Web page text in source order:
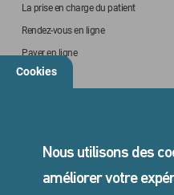
La prise en charge du patient
Rendez-vous en ligne
Payer en ligne
05 45 24 40 40
Cookies
Nous utilisons des
améliorer votre